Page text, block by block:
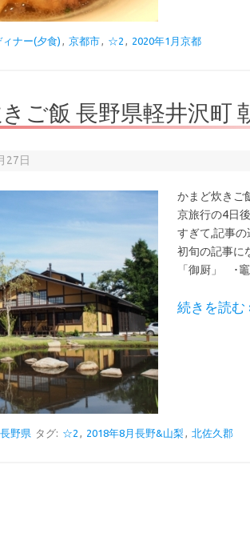
ィナー(夕食) , 京都市, ☆2 , 2020年1月京都
ご飯 長野県軽井沢町
27日
かまど炊きご
京旅行の4日
すぎて,記事
初旬の記事に
「御厨」 ･
続きを読む
長野県 タグ: ☆2 , 2018年8月長野&山梨, 北佐久郡